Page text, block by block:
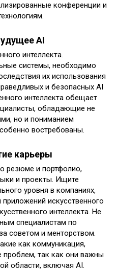
конференции и
AI
интеллекта.
системы, необходимо
их использования
и безопасных AI
интеллекта обещает
обладающие не
но и пониманием
востребованы.
карьеры
резюме и портфолио,
и проекты. Ищите
уровня в компаниях,
искусственного
интеллекта. Не
специалистам по
советом и менторством.
как коммуникация,
так как они важны
области, включая AI.